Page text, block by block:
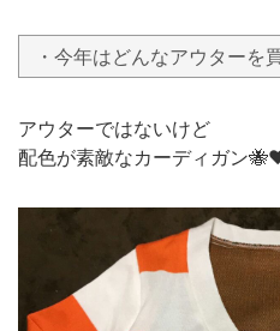
・今年はどんなアウターを
アウターではないけど
配色が素敵なカーディガン